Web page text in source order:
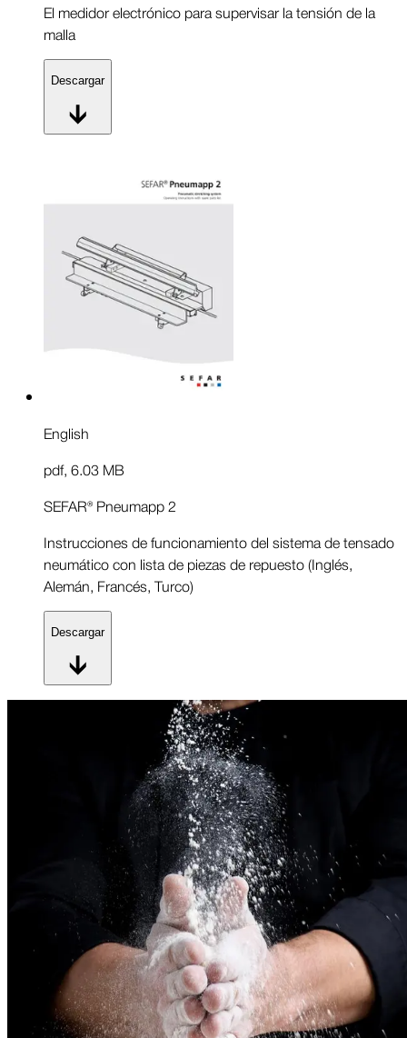
El medidor electrónico para supervisar la tensión de la
malla
Descargar
English
pdf, 6.03 MB
SEFAR® Pneumapp 2
Instrucciones de funcionamiento del sistema de tensado
neumático con lista de piezas de repuesto (Inglés,
Alemán, Francés, Turco)
Descargar